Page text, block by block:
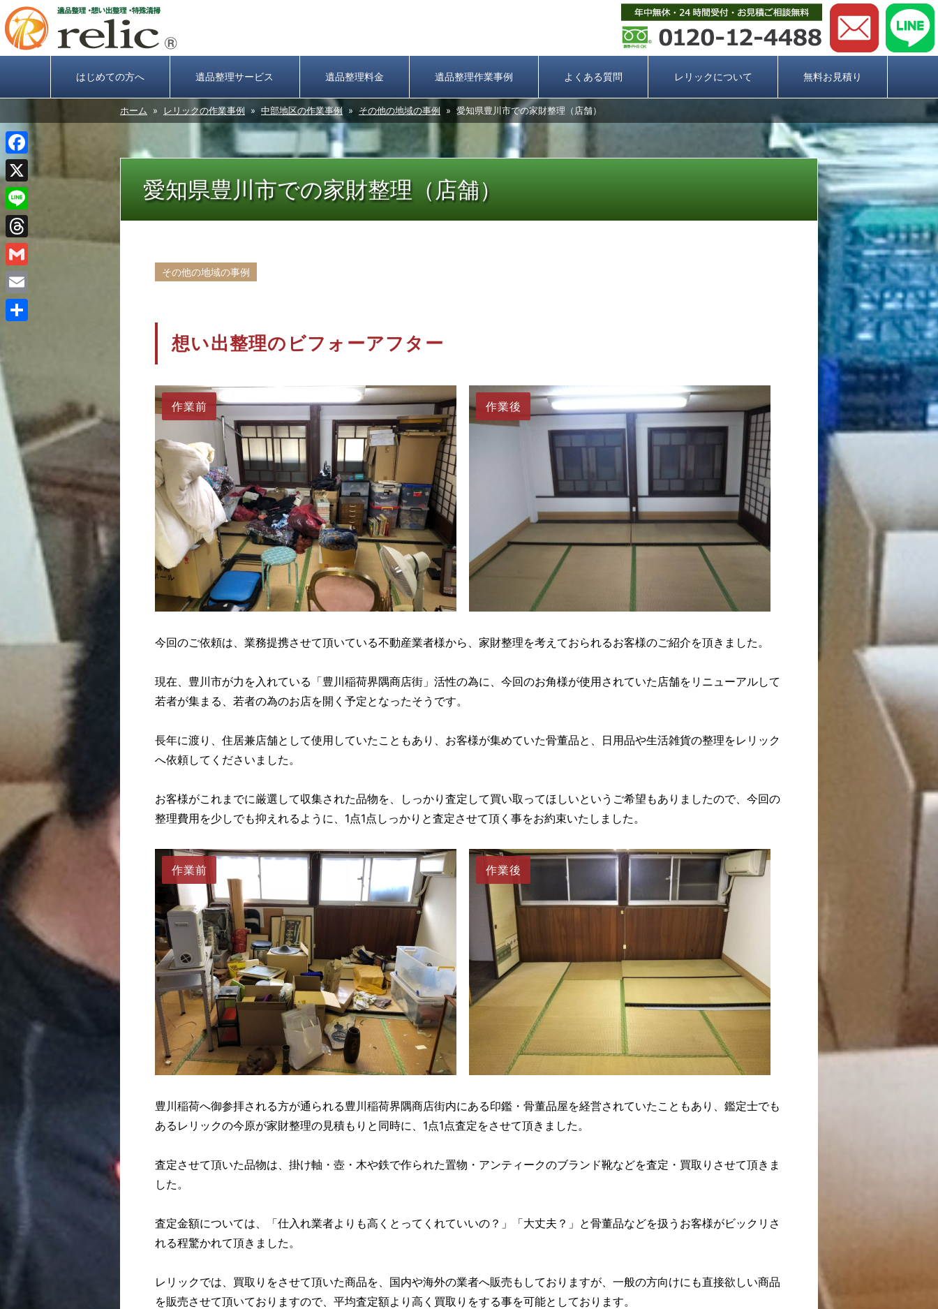
はじめての方へ 遺品整理サービス 遺品整理料金 遺品整理作業事例 よくある質問 レリックについて 無料お見積り
ホーム » レリックの作業事例 » 中部地区の作業事例 » その他の地域の事例 » 愛知県豊川市での家財整理（店舗）
愛知県豊川市での家財整理（店舗）
その他の地域の事例
想い出整理のビフォーアフター
作業前 作業後
今回のご依頼は、業務提携させて頂いている不動産業者様から、家財整理を考えておられるお客様のご紹介を頂きました。
現在、豊川市が力を入れている「豊川稲荷界隅商店街」活性の為に、今回のお角様が使用されていた店舗をリニューアルして
若者が集まる、若者の為のお店を開く予定となったそうです。
長年に渡り、住居兼店舗として使用していたこともあり、お客様が集めていた骨董品と、日用品や生活雑貨の整理をレリック
へ依頼してくださいました。
お客様がこれまでに厳選して収集された品物を、しっかり査定して買い取ってほしいというご希望もありましたので、今回の
整理費用を少しでも抑えれるように、1点1点しっかりと査定させて頂く事をお約束いたしました。
作業前 作業後
豊川稲荷へ御参拝される方が通られる豊川稲荷界隅商店街内にある印鑑・骨董品屋を経営されていたこともあり、鑑定士でも
あるレリックの今原が家財整理の見積もりと同時に、1点1点査定をさせて頂きました。
査定させて頂いた品物は、掛け軸・壺・木や鉄で作られた置物・アンティークのブランド靴などを査定・買取りさせて頂きま
した。
査定金額については、「仕入れ業者よりも高くとってくれていいの？」「大丈夫？」と骨董品などを扱うお客様がビックリさ
れる程驚かれて頂きました。
レリックでは、買取りをさせて頂いた商品を、国内や海外の業者へ販売もしておりますが、一般の方向けにも直接欲しい商品
を販売させて頂いておりますので、平均査定額より高く買取りをする事を可能としております。
Facebook
X
Line
Threads
Gmail
Email